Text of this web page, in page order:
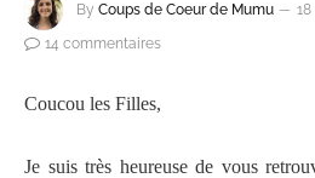
By Coups de Coeur de Mumu
14 commentaires
Coucou les Filles,
Je suis très heureuse de vous